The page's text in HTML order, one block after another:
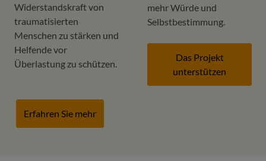
Widerstandskraft von
traumatisierten
Menschen zu stärken und
Helfende vor
Überlastung zu schützen.
Erfahren Sie mehr
mehr Würde und
Selbstbestimmung.
Das Projekt
unterstützen